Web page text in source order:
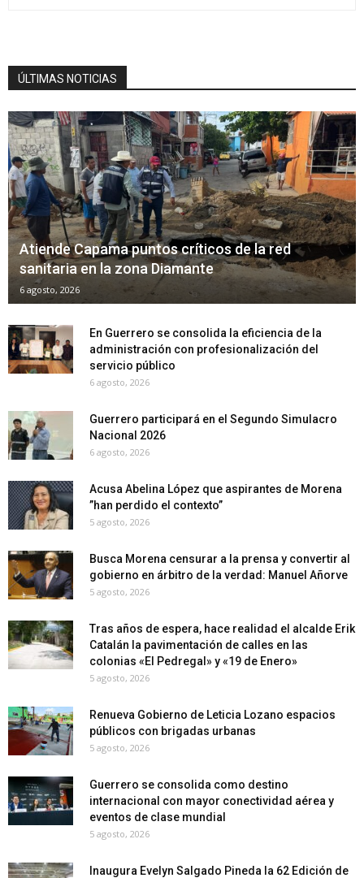
ÚLTIMAS NOTICIAS
Atiende Capama puntos críticos de la red
sanitaria en la zona Diamante
6 agosto, 2026
En Guerrero se consolida la eficiencia de la
administración con profesionalización del
servicio público
6 agosto, 2026
Guerrero participará en el Segundo Simulacro
Nacional 2026
6 agosto, 2026
Acusa Abelina López que aspirantes de Morena
”han perdido el contexto”
5 agosto, 2026
Busca Morena censurar a la prensa y convertir al
gobierno en árbitro de la verdad: Manuel Añorve
5 agosto, 2026
Tras años de espera, hace realidad el alcalde Erik
Catalán la pavimentación de calles en las
colonias «El Pedregal» y «19 de Enero»
5 agosto, 2026
Renueva Gobierno de Leticia Lozano espacios
públicos con brigadas urbanas
5 agosto, 2026
Guerrero se consolida como destino
internacional con mayor conectividad aérea y
eventos de clase mundial
5 agosto, 2026
Inaugura Evelyn Salgado Pineda la 62 Edición de